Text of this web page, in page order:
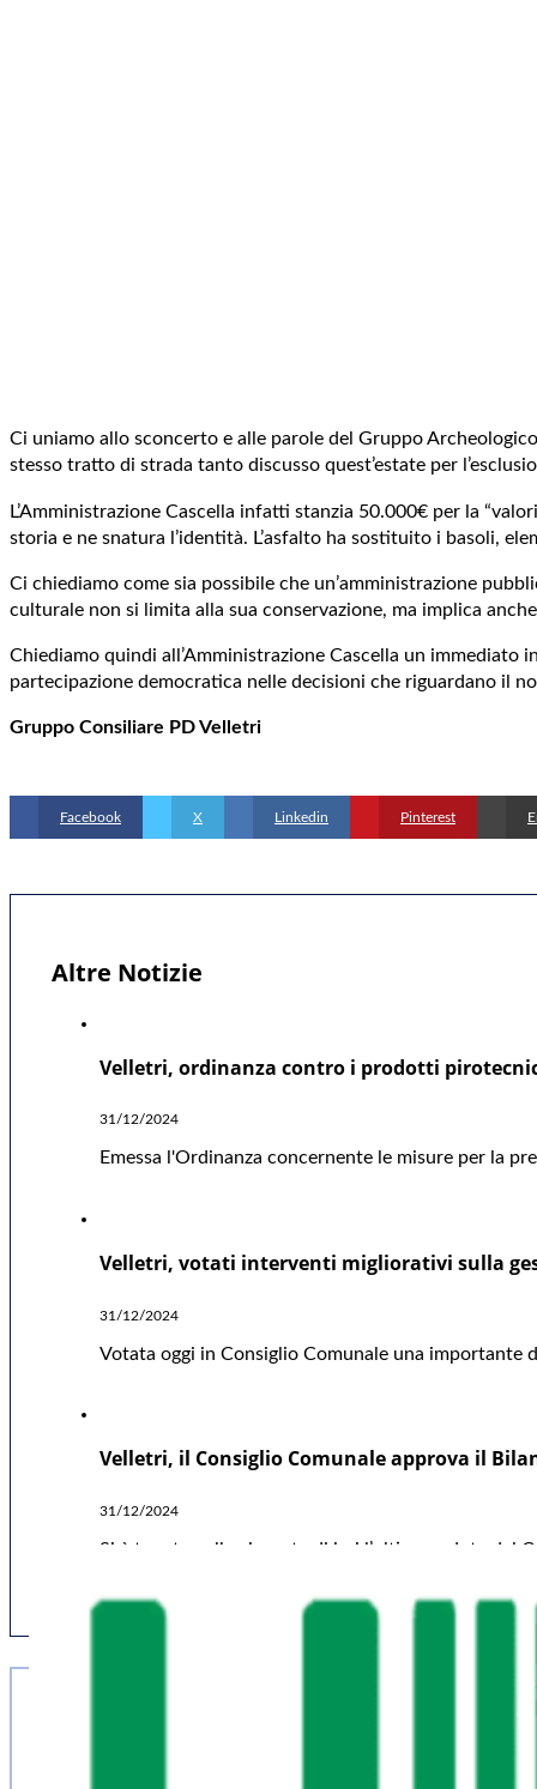
Altre Notizie
Velletri, ordinanza contro i prodotti
31/12/2024
Emessa l'Ordinanza concernente le misure per la
Velletri, votati interventi migliorativi sulla
31/12/2024
Votata oggi in Consiglio Comunale una
Velletri, il Consiglio Comunale approva il
31/12/2024
Si è tenuta nella giornata di ieri l’ultima seduta del
Ci uniamo allo sconcerto e alle parole del Gruppo
stesso tratto di strada tanto discusso quest’estate per
L’Amministrazione Cascella infatti stanzia 50.000€ per la
storia e ne snatura l’identità. L’asfalto ha sostituito i basoli,
Ci chiediamo come sia possibile che un’amministrazione
culturale non si limita alla sua conservazione, ma implica
Chiediamo quindi all’Amministrazione Cascella un
partecipazione democratica nelle decisioni che riguardano il
Gruppo Consiliare PD Velletri
Facebook X Linkedin Pinterest